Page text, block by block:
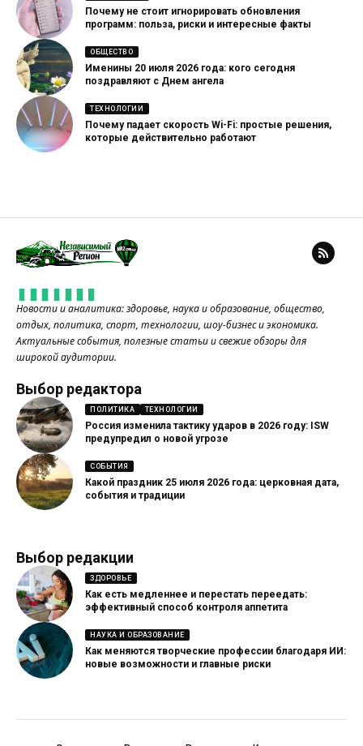
Почему не стоит игнорировать обновления
программ: польза, риски и интересные факты
ОБЩЕСТВО
Именины 20 июля 2026 года: кого сегодня
поздравляют с Днем ангела
ТЕХНОЛОГИИ
Почему падает скорость Wi-Fi: простые решения,
которые действительно работают
Новости и аналитика: здоровье, наука и образование, общество,
отдых, политика, спорт, технологии, шоу-бизнес и экономика.
Актуальные события, полезные статьи и свежие обзоры для
широкой аудитории.
Выбор редактора
ПОЛИТИКА ТЕХНОЛОГИИ
Россия изменила тактику ударов в 2026 году: ISW
предупредил о новой угрозе
СОБЫТИЯ
Какой праздник 25 июля 2026 года: церковная дата,
события и традиции
Выбор редакции
ЗДОРОВЬЕ
Как есть медленнее и перестать переедать:
эффективный способ контроля аппетита
НАУКА И ОБРАЗОВАНИЕ
Как меняются творческие профессии благодаря ИИ:
новые возможности и главные риски